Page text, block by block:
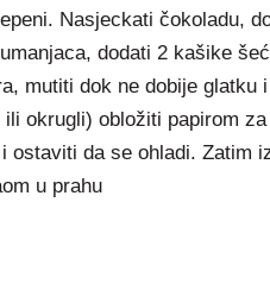
Nasjeckati čokoladu,
dodati 2 kašike
mutiti dok ne dobije
okrugli) obložiti papirom
ostaviti da se ohladi. Zatim
u prahu